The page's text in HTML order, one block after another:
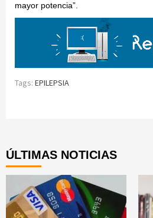
mayor potencia”.
Tags: EPILEPSIA
ÚLTIMAS NOTICIAS